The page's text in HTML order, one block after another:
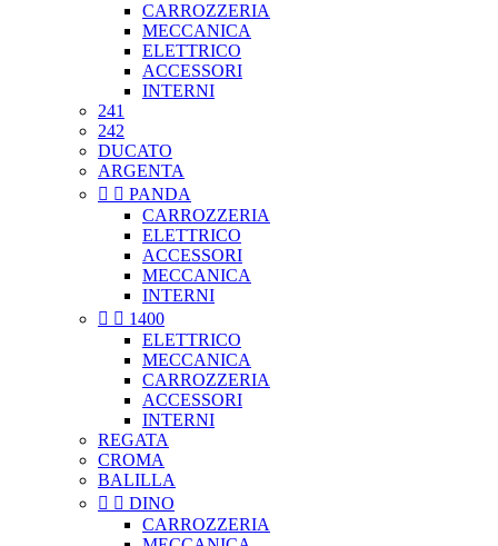
CARROZZERIA
MECCANICA
ELETTRICO
ACCESSORI
INTERNI
241
242
DUCATO
ARGENTA
  PANDA
CARROZZERIA
ELETTRICO
ACCESSORI
MECCANICA
INTERNI
  1400
ELETTRICO
MECCANICA
CARROZZERIA
ACCESSORI
INTERNI
REGATA
CROMA
BALILLA
  DINO
CARROZZERIA